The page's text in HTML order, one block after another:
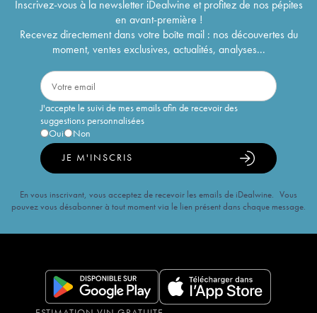
Inscrivez-vous à la newsletter iDealwine et profitez de nos pépites
en avant-première !
Recevez directement dans votre boîte mail : nos découvertes du
moment, ventes exclusives, actualités, analyses...
J'accepte le suivi de mes emails afin de recevoir des
suggestions personnalisées
Oui
Non
JE M'INSCRIS
En vous inscrivant, vous acceptez de recevoir les emails de iDealwine. Vous
pouvez vous désabonner à tout moment via le lien présent dans chaque message.